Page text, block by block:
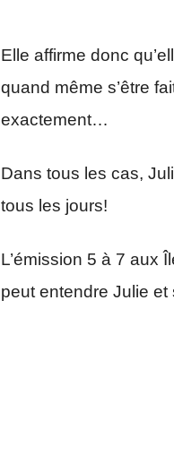
Elle affirme donc
quand même s’être
exactement…
Dans tous les cas,
tous les jours!
L’émission 5 à 7 aux
peut entendre Julie et